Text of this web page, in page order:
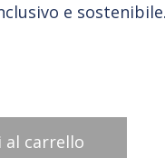
e sostenibile.
al carrello